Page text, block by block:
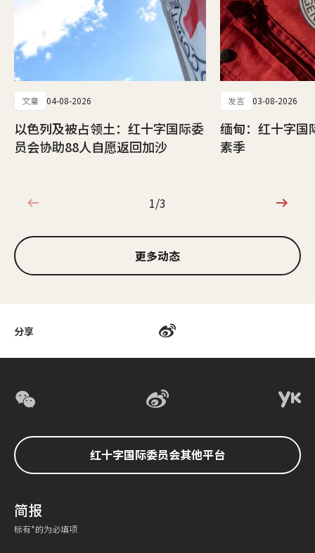
分享
文章 04-08-2026
以色列及被占领土：红十字国际委
员会协助88人自愿返回加沙
发言 03-08-2026
缅甸：红十字国
素季
1/3
1/3
更多动态
红十字国际委员会其他平台
简报
标有*的为必填项